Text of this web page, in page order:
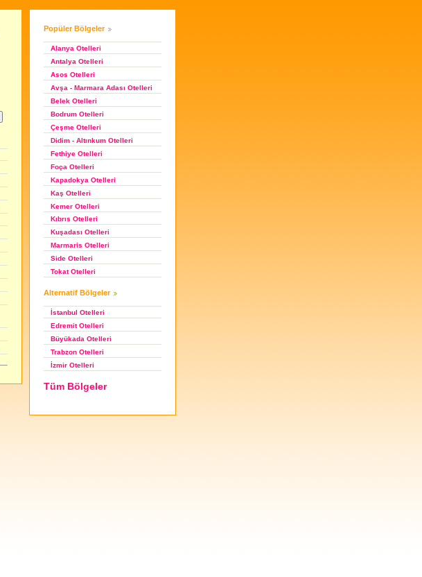
Popüler Bölgeler
Alanya Otelleri
Antalya Otelleri
Asos Otelleri
Avşa - Marmara Adası Otelleri
Belek Otelleri
Bodrum Otelleri
Çeşme Otelleri
Didim - Altınkum Otelleri
Fethiye Otelleri
Foça Otelleri
Kapadokya Otelleri
Kaş Otelleri
Kemer Otelleri
Kıbrıs Otelleri
Kuşadası Otelleri
Marmaris Otelleri
Side Otelleri
Tokat Otelleri
Alternatif Bölgeler
İstanbul Otelleri
Edremit Otelleri
Büyükada Otelleri
Trabzon Otelleri
İzmir Otelleri
Tüm Bölgeler